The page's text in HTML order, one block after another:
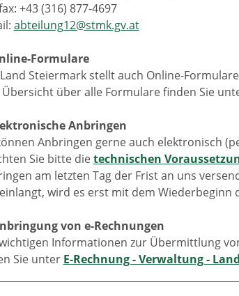
+43 (316) 877-4697
abteilung12@stmk.gv.at
Formulare
Steiermark stellt auch Online-
Übersicht über alle Formulare finden Sie
Anbringen
Anbringen gerne auch elektronisch
Sie bitte dietechnischen
am letzten Tag der Frist an uns
wird es erst mit dem
von e-Rechnungen
Informationen zur Übermittlung
Sie unter E-Rechnung - Verwaltung -